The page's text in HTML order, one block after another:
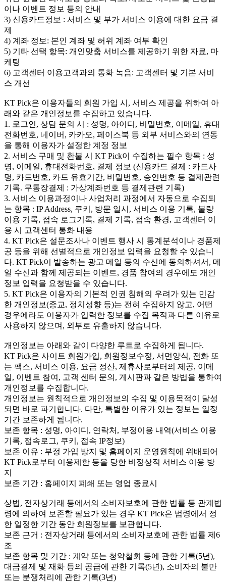
이나 이벤트 정보 등의 안내
3) 신용카드정보 : 서비스 및 부가 서비스 이용에 대한 요금 결
제
4) 계좌 정보: 본인 계좌 및 허위 계좌 여부 확인
5) 기타 선택 항목: 개인맞춤 서비스를 제공하기 위한 자료, 마
케팅
6) 고객센터 이용고객과의 통화 녹음: 고객센터 및 기본 서비
스 개선
KT Pick은 이용자들의 회원 가입 시, 서비스 제공을 위하여 아
래와 같은 개인정보를 수집하고 있습니다.
1. 로그인, 상담 문의 시 : 성명, 아이디, 비밀번호, 이메일, 휴대
전화번호, 네이버, 카카오, 페이스북 등 외부 서비스와의 연동
을 통해 이용자가 설정한 계정 정보
2. 서비스 구매 및 환불 시 KT Pick이 수집하는 필수 항목 : 성
명, 이메일, 휴대전화번호, 결제 정보 (신용카드 결제 : 카드사
명, 카드번호, 카드 유효기간, 비밀번호, 승인번호 등 결제관련
기록. 무통장결제 : 가상계좌번호 등 결제관련 기록)
3. 서비스 이용과정이나 사업처리 과정에서 자동으로 수집되
는 항목 : IP Address, 쿠키, 방문 일시, 서비스 이용 기록, 불량
이용 기록, 접속 로그기록, 결제 기록, 접속 환경, 고객센터 이
용 시 고객센터 통화 내용
4. KT Pick은 설문조사나 이벤트 행사 시 통계분석이나 경품제
공 등을 위해 선별적으로 개인정보 입력을 요청할 수 있습니
다. KT Pick이 발송하는 광고 메일 등의 수신에 동의하셔서, 메
일 수신과 함께 제공되는 이벤트, 경품 참여의 경우에도 개인
정보 입력을 요청받을 수 있습니다.
5. KT Pick은 이용자의 기본적 인권 침해의 우려가 있는 민감
한 개인정보(종교, 정치성향 등)는 전혀 수집하지 않고, 어떤
경우에라도 이용자가 입력한 정보를 수집 목적과 다른 이유로
사용하지 않으며, 외부로 유출하지 않습니다.
개인정보는 아래와 같이 다양한 루트로 수집하게 됩니다.
KT Pick은 사이트 회원가입, 회원정보수정, 서면양식, 전화 또
는 팩스, 서비스 이용, 요금 정산, 제휴사로부터의 제공, 이메
일, 이벤트 참여, 고객 센터 문의, 게시판과 같은 방법을 통하여
개인정보를 수집합니다.
개인정보는 원칙적으로 개인정보의 수집 및 이용목적이 달성
되면 바로 파기합니다. 다만, 특별한 이유가 있는 정보는 일정
기간 보존하게 됩니다.
보존 항목 : 성명, 아이디, 연락처, 부정이용 내역(서비스 이용
기록, 접속로그, 쿠키, 접속 IP정보)
보존 이유 : 부정 가입 방지 및 홈페이지 운영원칙에 위배되어
KT Pick로부터 이용제한 등을 당한 비정상적 서비스 이용 방
지
보존 기간 : 홈페이지 폐쇄 또는 영업 종료시
상법, 전자상거래 등에서의 소비자보호에 관한 법률 등 관계법
령에 의하여 보존할 필요가 있는 경우 KT Pick은 법령에서 정
한 일정한 기간 동안 회원정보를 보관합니다.
보존 근거 : 전자상거래 등에서의 소비자보호에 관한 법률 제6
조
보존 항목 및 기간 : 계약 또는 청약철회 등에 관한 기록(5년),
대금결제 및 재화 등의 공급에 관한 기록(5년), 소비자의 불만
또는 분쟁처리에 관한 기록(3년)